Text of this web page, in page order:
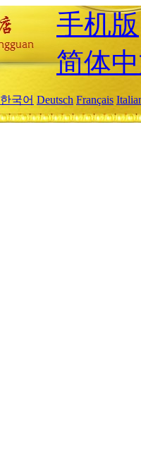
手机版
简体
한국어 Deutsch Français